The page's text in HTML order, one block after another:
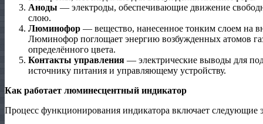
Аноды — электроды, обеспечивающие движение
слою.
Люминофор — вещество, нанесенное тонким слоем на
Люминофор поглощает энергию возбужденных атомов
определённого цвета.
Контакты управления — электрические выводы для
источнику питания и управляющему устройству.
Как работает люминесцентный индикатор
Процесс функционирования индикатора включает следующие